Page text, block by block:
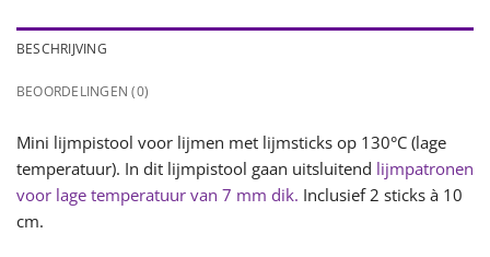
BESCHRIJVING
BEOORDELINGEN (0)
Mini lijmpistool voor lijmen met lijmsticks op 130°C (lage
temperatuur). In dit lijmpistool gaan uitsluitend lijmpatronen
voor lage temperatuur van 7 mm dik. Inclusief 2 sticks à 10
cm.